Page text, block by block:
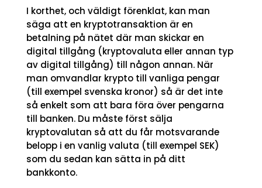
I korthet, och väldigt förenklat, kan man
säga att en kryptotransaktion är en
betalning på nätet där man skickar en
digital tillgång (kryptovaluta eller annan typ
av digital tillgång) till någon annan. När
man omvandlar krypto till vanliga pengar
(till exempel svenska kronor) så är det inte
så enkelt som att bara föra över pengarna
till banken. Du måste först sälja
kryptovalutan så att du får motsvarande
belopp i en vanlig valuta (till exempel SEK)
som du sedan kan sätta in på ditt
bankkonto.